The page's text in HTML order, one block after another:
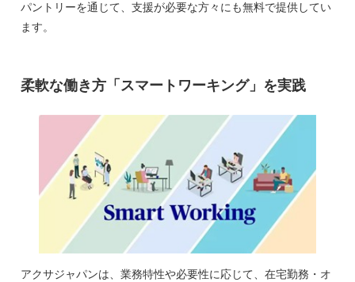
パントリーを通じて、支援が必要な方々にも無料で提供してい
ます。
柔軟な働き方「スマートワーキング」を実践
アクサジャパンは、業務特性や必要性に応じて、在宅勤務・オ